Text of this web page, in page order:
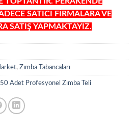
SATICI FİRMALARA VE
SATIŞ YAPMAKTAYIZ.
, Zımba Tabancaları
Adet Profesyonel Zımba Teli